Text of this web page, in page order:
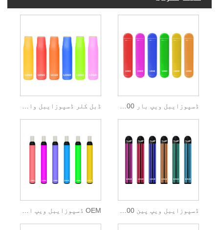
ڈبل کلر ڈسپوزایبل واپ بار 400 پفس ڈسپوزایبل ویپ بار 600 پفس
OEM ڈسپوزایبل ویپ اسٹک 600 پفس ڈسپوزایبل ویپ پین 600 پفس 2 ملی لیٹر ای مائع